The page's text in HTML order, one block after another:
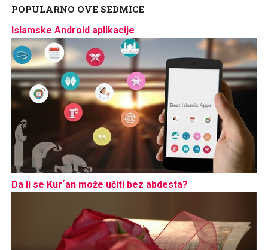
POPULARNO OVE SEDMICE
Islamske Android aplikacije
Da li se Kur´an može učiti bez abdesta?